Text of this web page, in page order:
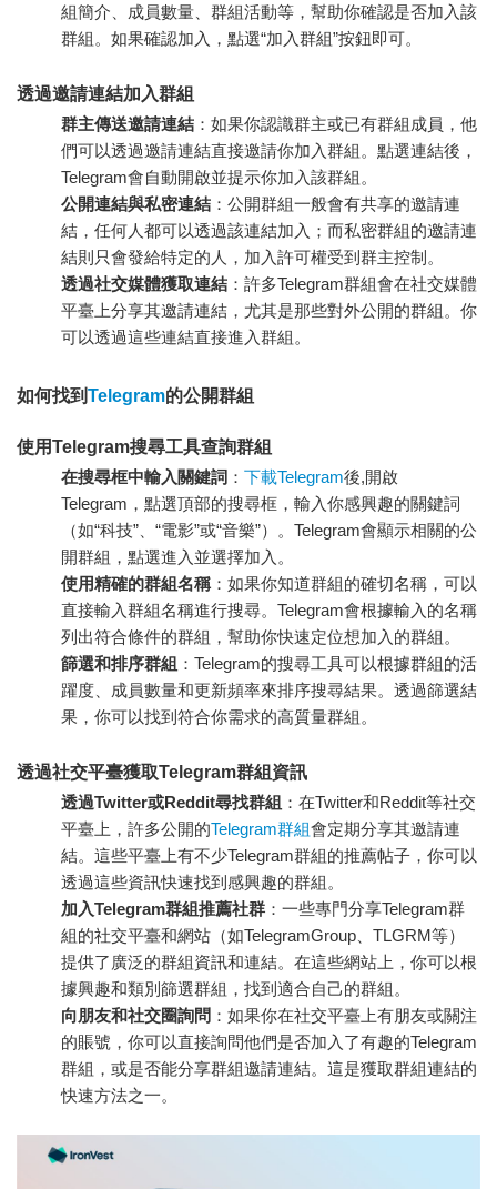
組簡介、成員數量、群組活動等，幫助你確認是否加入該
群組。如果確認加入，點選“加入群組”按鈕即可。
透過邀請連結加入群組
群主傳送邀請連結 ：如果你認識群主或已有群組成員，他
們可以透過邀請連結直接邀請你加入群組。點選連結後，
Telegram會自動開啟並提示你加入該群組。
公開連結與私密連結 ：公開群組一般會有共享的邀請連
結，任何人都可以透過該連結加入；而私密群組的邀請連
結則只會發給特定的人，加入許可權受到群主控制。
透過社交媒體獲取連結 ：許多Telegram群組會在社交媒體
平臺上分享其邀請連結，尤其是那些對外公開的群組。你
可以透過這些連結直接進入群組。
如何找到Telegram的公開群組
使用Telegram搜尋工具查詢群組
在搜尋框中輸入關鍵詞 ： 下載Telegram後,開啟
Telegram，點選頂部的搜尋框，輸入你感興趣的關鍵詞
（如“科技”、“電影”或“音樂”）。Telegram會顯示相關的公
開群組，點選進入並選擇加入。
使用精確的群組名稱：如果你知道群組的確切名稱，可以
直接輸入群組名稱進行搜尋。Telegram會根據輸入的名稱
列出符合條件的群組，幫助你快速定位想加入的群組。
篩選和排序群組 ：Telegram的搜尋工具可以根據群組的活
躍度、成員數量和更新頻率來排序搜尋結果。透過篩選結
果，你可以找到符合你需求的高質量群組。
透過社交平臺獲取Telegram群組資訊
透過Twitter或Reddit尋找群組 ：在Twitter和Reddit等社交
平臺上，許多公開的Telegram群組會定期分享其邀請連
結。這些平臺上有不少Telegram群組的推薦帖子，你可以
透過這些資訊快速找到感興趣的群組。
加入Telegram群組推薦社群 ：一些專門分享Telegram群
組的社交平臺和網站（如TelegramGroup、TLGRM等）
提供了廣泛的群組資訊和連結。在這些網站上，你可以根
據興趣和類別篩選群組，找到適合自己的群組。
向朋友和社交圈詢問 ：如果你在社交平臺上有朋友或關注
的賬號，你可以直接詢問他們是否加入了有趣的Telegram
群組，或是否能分享群組邀請連結。這是獲取群組連結的
快速方法之一。